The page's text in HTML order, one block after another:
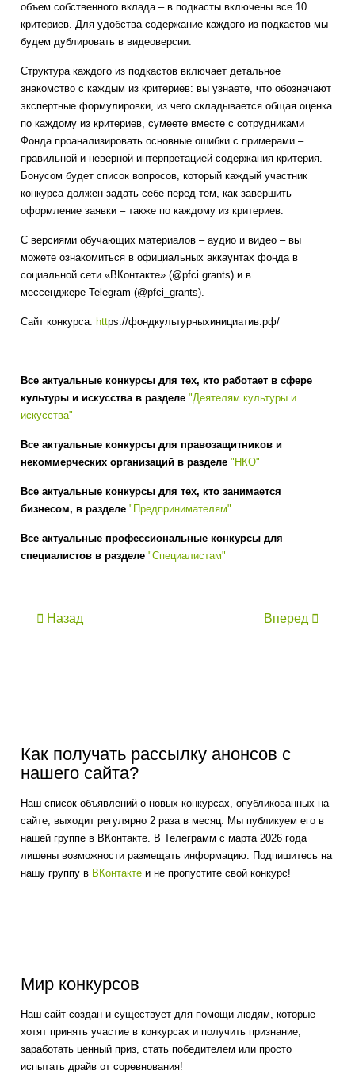
объем собственного вклада – в подкасты включены все 10
критериев. Для удобства содержание каждого из подкастов мы
будем дублировать в видеоверсии.
Структура каждого из подкастов включает детальное
знакомство с каждым из критериев: вы узнаете, что обозначают
экспертные формулировки, из чего складывается общая оценка
по каждому из критериев, сумеете вместе с сотрудниками
Фонда проанализировать основные ошибки с примерами –
правильной и неверной интерпретацией содержания критерия.
Бонусом будет список вопросов, который каждый участник
конкурса должен задать себе перед тем, как завершить
оформление заявки – также по каждому из критериев.
С версиями обучающих материалов – аудио и видео – вы
можете ознакомиться в официальных аккаунтах фонда в
социальной сети «ВКонтакте» (@pfci.grants) и в
мессенджере Telegram (@pfci_grants).
Сайт конкурса: https://фондкультурныхинициатив.рф/
Все актуальные конкурсы для тех, кто работает в сфере
культуры и искусства в разделе"Деятелям культуры и
искусства"
Все актуальные конкурсы для правозащитников и
некоммерческих организаций в разделе"НКО"
Все актуальные конкурсы для тех, кто занимается
бизнесом, в разделе"Предпринимателям"
Все актуальные профессиональные конкурсы для
специалистов в разделе"Специалистам"
Назад Вперед
Как получать рассылку анонсов с
нашего сайта?
Наш список объявлений о новых конкурсах, опубликованных на
сайте, выходит регулярно 2 раза в месяц. Мы публикуем его в
нашей группе в ВКонтакте. В Телеграмм с марта 2026 года
лишены возможности размещать информацию. Подпишитесь на
нашу группу в ВКонтакте и не пропустите свой конкурс!
Мир конкурсов
Наш сайт создан и существует для помощи людям, которые
хотят принять участие в конкурсах и получить признание,
заработать ценный приз, стать победителем или просто
испытать драйв от соревнования!